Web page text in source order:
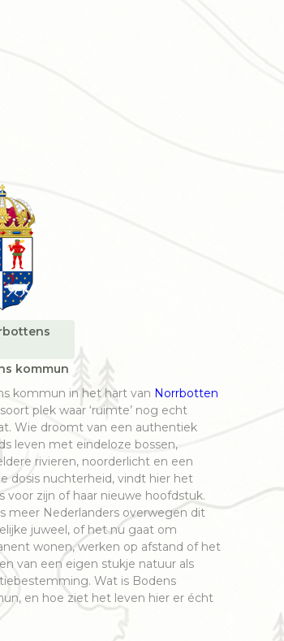
kommun
kommun in het hart van Norrbotten
plek waar ‘ruimte’ nog echt
Wie droomt van een authentiek
leven met eindeloze bossen,
rivieren, noorderlicht en een
dosis nuchterheid, vindt hier het
voor zijn of haar nieuwe hoofdstuk.
meer Nederlanders overwegen dit
juweel, of het nu gaat om
wonen, werken op afstand of het
van een eigen stukje natuur als
Wat is Bodens
en hoe ziet het leven hier er écht